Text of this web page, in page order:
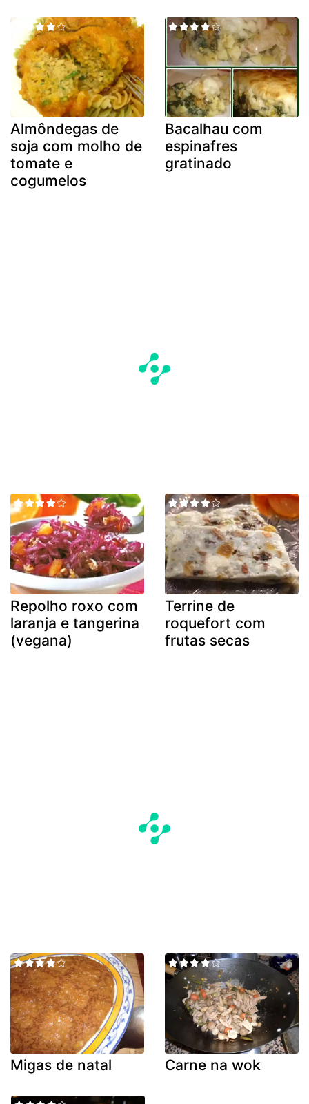
Almôndegas de
soja com molho de
tomate e
cogumelos
Bacalhau com
espinafres
gratinado
Repolho roxo com
laranja e tangerina
(vegana)
Terrine de
roquefort com
frutas secas
Migas de natal Carne na wok